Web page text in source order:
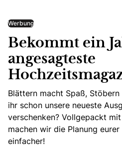
Werbung
Bekommt ein
angesagteste
Blättern macht Spaß,
ihr schon unsere neueste
verschenken? Vollgepackt
machen wir die Planung
einfacher!